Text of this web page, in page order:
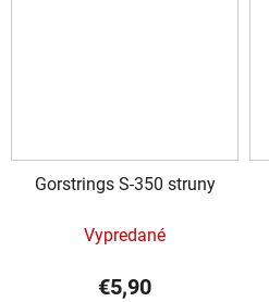
Gorstrings S-350 struny
Vypredané
€5,90